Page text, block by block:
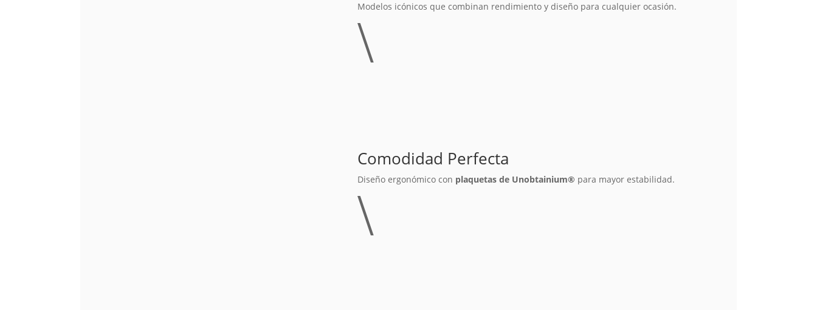
Modelos icónicos que combinan rendimiento y diseño para cualquier ocasión.
\
Comodidad Perfecta
Diseño ergonómico con plaquetas de Unobtainium® para mayor estabilidad.
\